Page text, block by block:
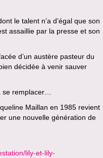
le talent n’a d’égal que son
assaillie par la presse et son
d’un austère pasteur du
décidée à venir sauver
se remplacer…
Maillan en 1985 revient
une nouvelle génération de
lily-et-lily-